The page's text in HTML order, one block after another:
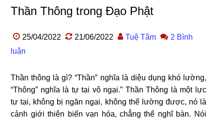
Thần Thông trong Đạo Phật
25/04/2022 21/06/2022 Tuệ Tâm
2 Bình
luận
Thần thông là gì? “Thần” nghĩa là diệu dụng khó lường,
“Thông” nghĩa là tự tại vô ngại.” Thần Thông là một lực
tự tại, không bị ngăn ngại, không thể lường được, nó là
cảnh giới thiên biến vạn hóa, chẳng thể nghĩ bàn. Nói